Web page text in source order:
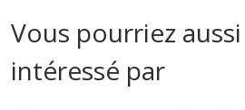
Vous pourriez
intéressé par